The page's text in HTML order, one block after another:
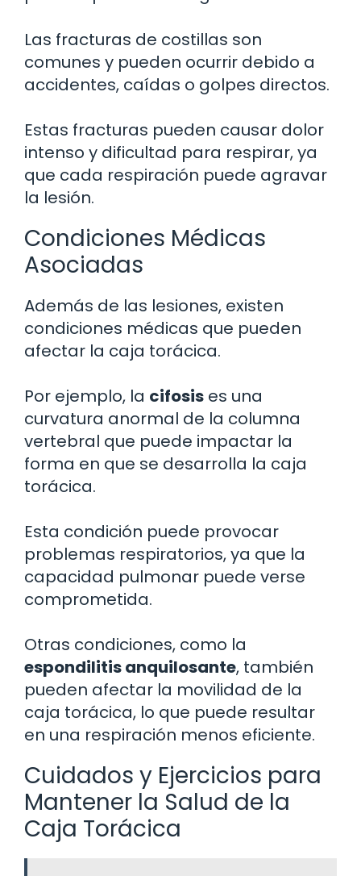
Las fracturas de costillas son
comunes y pueden ocurrir debido a
accidentes, caídas o golpes directos.
Estas fracturas pueden causar dolor
intenso y dificultad para respirar, ya
que cada respiración puede agravar
la lesión.
Condiciones Médicas
Asociadas
Además de las lesiones, existen
condiciones médicas que pueden
afectar la caja torácica.
Por ejemplo, la cifosis es una
curvatura anormal de la columna
vertebral que puede impactar la
forma en que se desarrolla la caja
torácica.
Esta condición puede provocar
problemas respiratorios, ya que la
capacidad pulmonar puede verse
comprometida.
Otras condiciones, como la
espondilitis anquilosante, también
pueden afectar la movilidad de la
caja torácica, lo que puede resultar
en una respiración menos eficiente.
Cuidados y Ejercicios para
Mantener la Salud de la
Caja Torácica